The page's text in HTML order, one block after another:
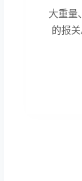
大重量
的报